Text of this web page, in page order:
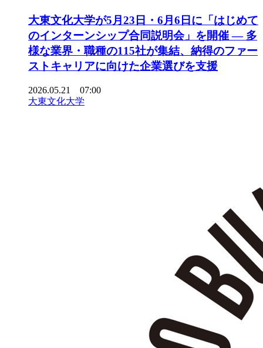
大東文化大学が5月23日・6月6日に「はじめて
のインターンシップ合同説明会」を開催 ― 多
様な業界・職種の115社が集結、納得のファー
ストキャリアに向けた企業選びを支援
2026.05.21 07:00
大東文化大学